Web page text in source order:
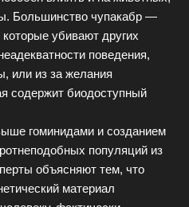
Большинство чупакабр —
убивают других
поведения,
или из за желания
содержит биодоступный
гоминидами и созданием
популяций из
объясняют тем, что
материал